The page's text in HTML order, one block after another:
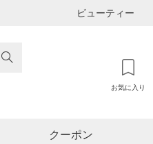
ビューティー

お気に入り
クーポン